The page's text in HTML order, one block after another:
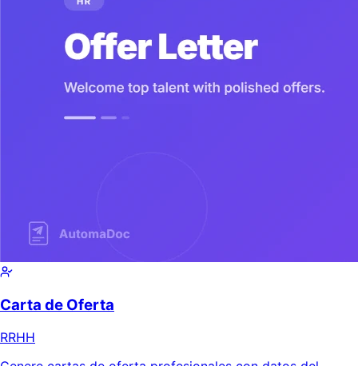
Carta de Oferta
RRHH